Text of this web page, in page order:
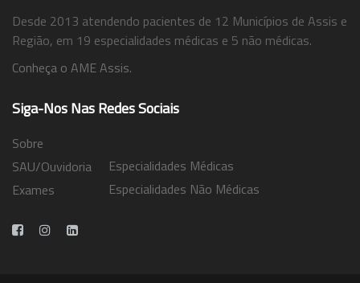
Desde 2013 atendendo pacientes de 12 Municípios de Assis e
Região, em 19 especialidades médicas e 5 não médicas.
Conheça o AME Assis.
Siga-Nos Nas Redes Sociais
Sobre
SAU/Ouvidoria
Exames
Especialidades Médicas
Especialidades Não Médicas